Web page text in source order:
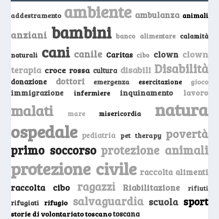
addestramento ambiente ambulanza animali
anziani bambini banco alimentare calamità
naturali cani canile Caritas cibo clown clown
terapia croce rossa cultura disabili Disabilità
donazione dottori emergenza esercitazione gioco
immigrazione infermiere inquinamento lavoro
malati mare misericordia natura
ospedale pediatria pet therapy povertà
primo soccorso protezione animali
protezione civile raccolta alimenti
raccolta cibo ragazzi Riabilitazione
rifiuti
rifugiati
rifugio salvaguardia scuola sport
storie di volontariato toscanotoscana